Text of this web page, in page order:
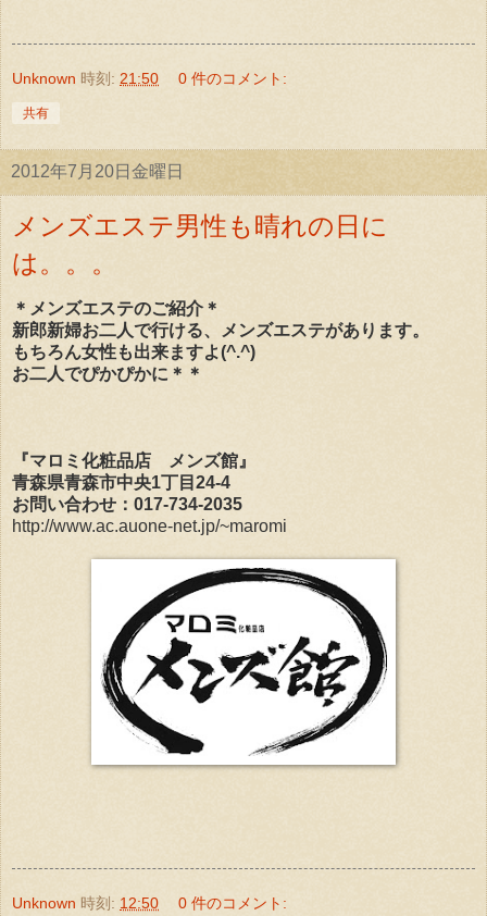
Unknown 時刻: 21:50 0 件のコメント:
共有
2012年7月20日金曜日
メンズエステ男性も晴れの日に
は。。。
＊メンズエステのご紹介＊
新郎新婦お二人で行ける、メンズエステがあります。
もちろん女性も出来ますよ(^.^)
お二人でぴかぴかに＊＊
『マロミ化粧品店 メンズ館』
青森県青森市中央1丁目24-4
お問い合わせ： 017-734-2035
http://www.ac.auone-net.jp/~maromi
Unknown 時刻: 12:50 0 件のコメント: